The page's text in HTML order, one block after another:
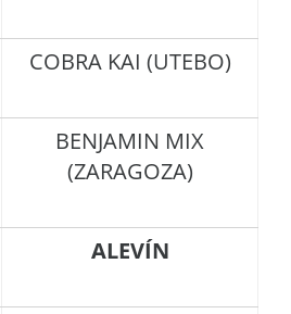
COBRA KAI (UTEBO)
BENJAMIN MIX
(ZARAGOZA)
ALEVÍN